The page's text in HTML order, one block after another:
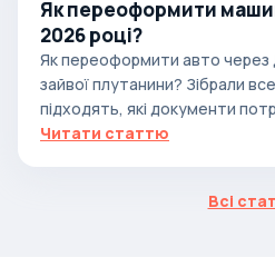
Як переоформити
2026 році?
Як переоформити авто через
зайвої плутанини? Зібрали
підходять, які документи
Читати статтю
Всі